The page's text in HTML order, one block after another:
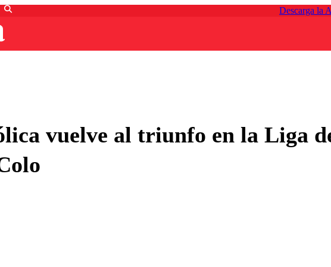
Descarga la
vuelve al triunfo en la Liga